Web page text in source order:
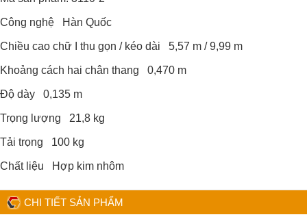
Công nghệ Hàn Quốc
Chiều cao chữ I thu gọn / kéo dài 5,57 m / 9,99 m
Khoảng cách hai chân thang 0,470 m
Độ dày 0,135 m
Trọng lượng 21,8 kg
Tải trọng 100 kg
Chất liệu Hợp kim nhôm
CHI TIẾT SẢN PHẨM